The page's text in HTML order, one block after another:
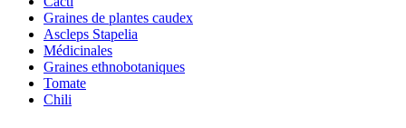
Graines de plantes caudex
Ascleps Stapelia
Médicinales
Graines ethnobotaniques
Tomate
Chili